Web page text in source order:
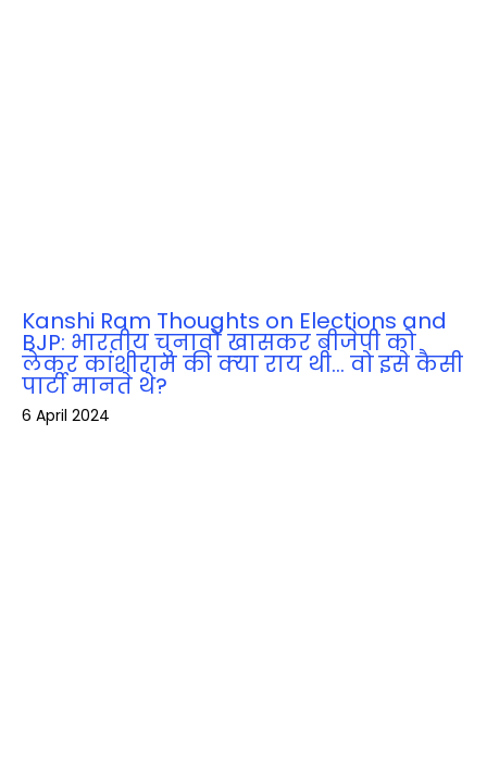
Kanshi Ram Thoughts on Elections and
BJP: भारतीय चुनावों खासकर बीजेपी को
लेकर कांशीराम की क्‍या राय थी… वो इसे कैसी
पार्टी मानते थे?
6 April 2024